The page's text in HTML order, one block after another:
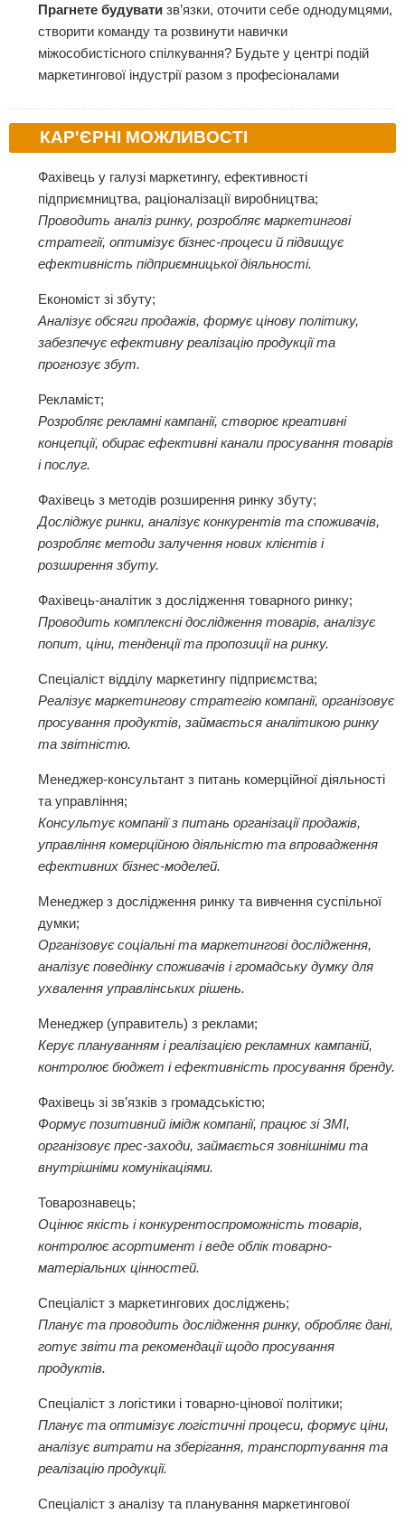
Прагнете будувати зв’язки, оточити себе однодумцями,
створити команду та розвинути навички
міжособистісного спілкування? Будьте у центрі подій
маркетингової індустрії разом з професіоналами
КАР'ЄРНІ МОЖЛИВОСТІ
Фахівець у галузі маркетингу, ефективності
підприємництва, раціоналізації виробництва;
Проводить аналіз ринку, розробляє маркетингові
стратегії, оптимізує бізнес-процеси й підвищує
ефективність підприємницької діяльності.
Економіст зі збуту;
Аналізує обсяги продажів, формує цінову політику,
забезпечує ефективну реалізацію продукції та
прогнозує збут.
Рекламіст;
Розробляє рекламні кампанії, створює креативні
концепції, обирає ефективні канали просування товарів
і послуг.
Фахівець з методів розширення ринку збуту;
Досліджує ринки, аналізує конкурентів та споживачів,
розробляє методи залучення нових клієнтів і
розширення збуту.
Фахівець-аналітик з дослідження товарного ринку;
Проводить комплексні дослідження товарів, аналізує
попит, ціни, тенденції та пропозиції на ринку.
Спеціаліст відділу маркетингу підприємства;
Реалізує маркетингову стратегію компанії, організовує
просування продуктів, займається аналітикою ринку
та звітністю.
Менеджер-консультант з питань комерційної діяльності
та управління;
Консультує компанії з питань організації продажів,
управління комерційною діяльністю та впровадження
ефективних бізнес-моделей.
Менеджер з дослідження ринку та вивчення суспільної
думки;
Організовує соціальні та маркетингові дослідження,
аналізує поведінку споживачів і громадську думку для
ухвалення управлінських рішень.
Менеджер (управитель) з реклами;
Керує плануванням і реалізацією рекламних кампаній,
контролює бюджет і ефективність просування бренду.
Фахівець зі зв’язків з громадськістю;
Формує позитивний імідж компанії, працює зі ЗМІ,
організовує прес-заходи, займається зовнішніми та
внутрішніми комунікаціями.
Товарознавець;
Оцінює якість і конкурентоспроможність товарів,
контролює асортимент і веде облік товарно-
матеріальних цінностей.
Спеціаліст з маркетингових досліджень;
Планує та проводить дослідження ринку, обробляє дані,
готує звіти та рекомендації щодо просування
продуктів.
Спеціаліст з логістики і товарно-цінової політики;
Планує та оптимізує логістичні процеси, формує ціни,
аналізує витрати на зберігання, транспортування та
реалізацію продукції.
Спеціаліст з аналізу та планування маркетингової